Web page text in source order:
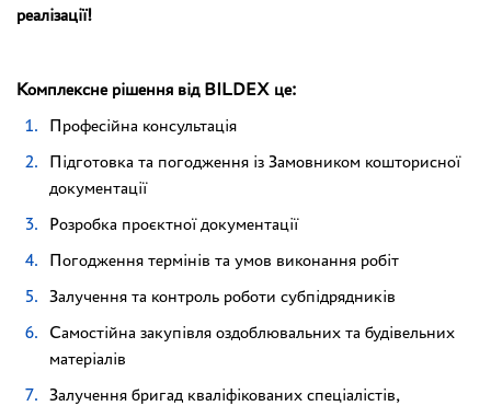
реалізації!
Комплексне рішення від BILDEX це:
Професійна консультація
Підготовка та погодження із Замовником кошторисної
документації
Розробка проєктної документації
Погодження термінів та умов виконання робіт
Залучення та контроль роботи субпідрядників
Самостійна закупівля оздоблювальних та будівельних
матеріалів
Залучення бригад кваліфікованих спеціалістів,